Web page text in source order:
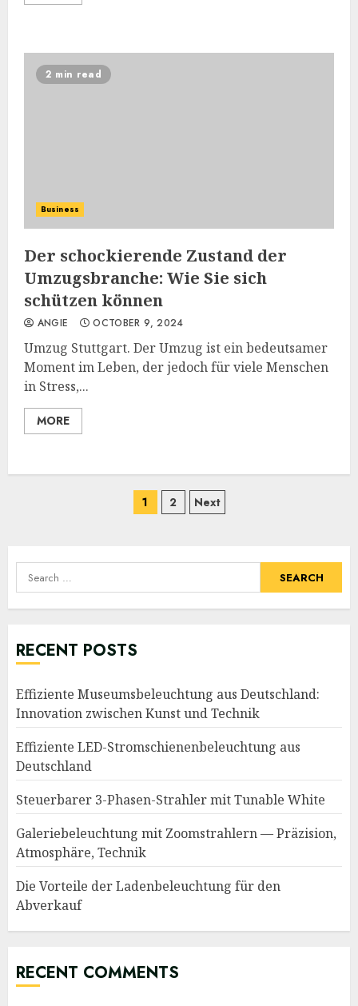
2 min read
Business
Der schockierende Zustand der
Umzugsbranche: Wie Sie sich
schützen können
ANGIE OCTOBER 9, 2024
Umzug Stuttgart. Der Umzug ist ein bedeutsamer
Moment im Leben, der jedoch für viele Menschen
in Stress,...
MORE
Posts
1 2 Next
Search
for:
RECENT POSTS
Effiziente Museumsbeleuchtung aus Deutschland:
Innovation zwischen Kunst und Technik
Effiziente LED-Stromschienenbeleuchtung aus
Deutschland
Steuerbarer 3-Phasen-Strahler mit Tunable White
Galeriebeleuchtung mit Zoomstrahlern — Präzision,
Atmosphäre, Technik
Die Vorteile der Ladenbeleuchtung für den
Abverkauf
RECENT COMMENTS